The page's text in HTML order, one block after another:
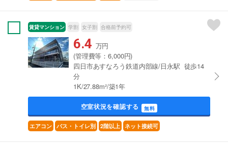
賃貸マンション 学割 女子割 合格前予約可
6.4 万円
(管理費等：6,000円)
四日市あすなろう鉄道内部線/日永駅 徒歩14
分
1K/27.88m²/築1年
空室状況を確認する 無料
エアコン バス・トイレ別 2階以上 ネット接続可